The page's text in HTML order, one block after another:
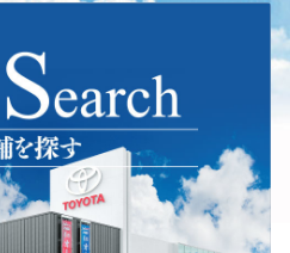
良
日（水）までお休み
をさせていただき、
ていただきます。
工事に伴い、８月１０日（月）～１９日
。
年中無休
で営業しております。
合がございますので
。